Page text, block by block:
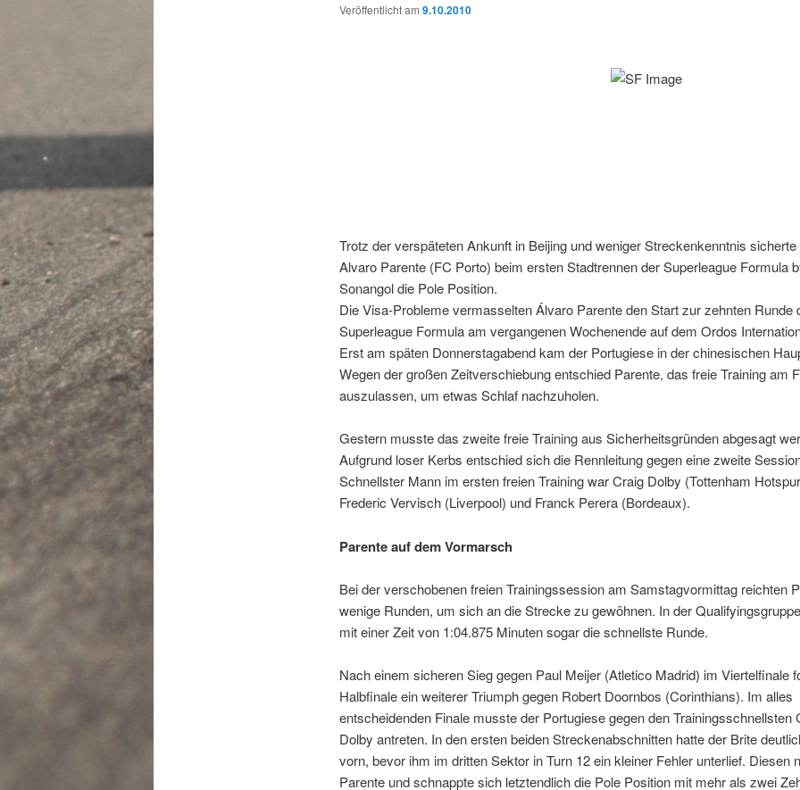
Veröffentlicht am 9.10.2010
Trotz der verspäteten Ankunft in Beijing und weniger Streckenkenntnis
Alvaro Parente (FC Porto) beim ersten Stadtrennen der Superleague Formula
Sonangol die Pole Position.
Die Visa-Probleme vermasselten Álvaro Parente den Start zur zehnten Runde
Superleague Formula am vergangenen Wochenende auf dem Ordos
Erst am späten Donnerstagabend kam der Portugiese in der chinesischen
Wegen der großen Zeitverschiebung entschied Parente, das freie Training am
auszulassen, um etwas Schlaf nachzuholen.
Gestern musste das zweite freie Training aus Sicherheitsgründen abgesagt
Aufgrund loser Kerbs entschied sich die Rennleitung gegen eine zweite
Schnellster Mann im ersten freien Training war Craig Dolby (Tottenham
Frederic Vervisch (Liverpool) und Franck Perera (Bordeaux).
Parente auf dem Vormarsch
Bei der verschobenen freien Trainingssession am Samstagvormittag reichten
wenige Runden, um sich an die Strecke zu gewöhnen. In der
mit einer Zeit von 1:04.875 Minuten sogar die schnellste Runde.
Nach einem sicheren Sieg gegen Paul Meijer (Atletico Madrid) im Viertelfinale
Halbfinale ein weiterer Triumph gegen Robert Doornbos (Corinthians). Im alles
entscheidenden Finale musste der Portugiese gegen den Trainingsschnellsten
Dolby antreten. In den ersten beiden Streckenabschnitten hatte der Brite
vorn, bevor ihm im dritten Sektor in Turn 12 ein kleiner Fehler unterlief. Diesen
Parente und schnappte sich letztendlich die Pole Position mit mehr als zwei